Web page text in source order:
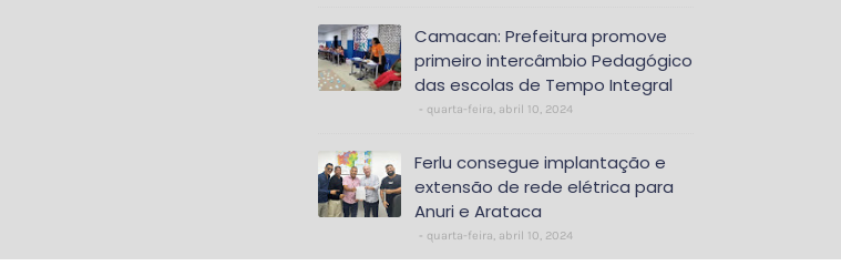
Camacan: Prefeitura promove
primeiro intercâmbio Pedagógico
das escolas de Tempo Integral
quarta-feira, abril 10, 2024
Ferlu consegue implantação e
extensão de rede elétrica para
Anuri e Arataca
quarta-feira, abril 10, 2024